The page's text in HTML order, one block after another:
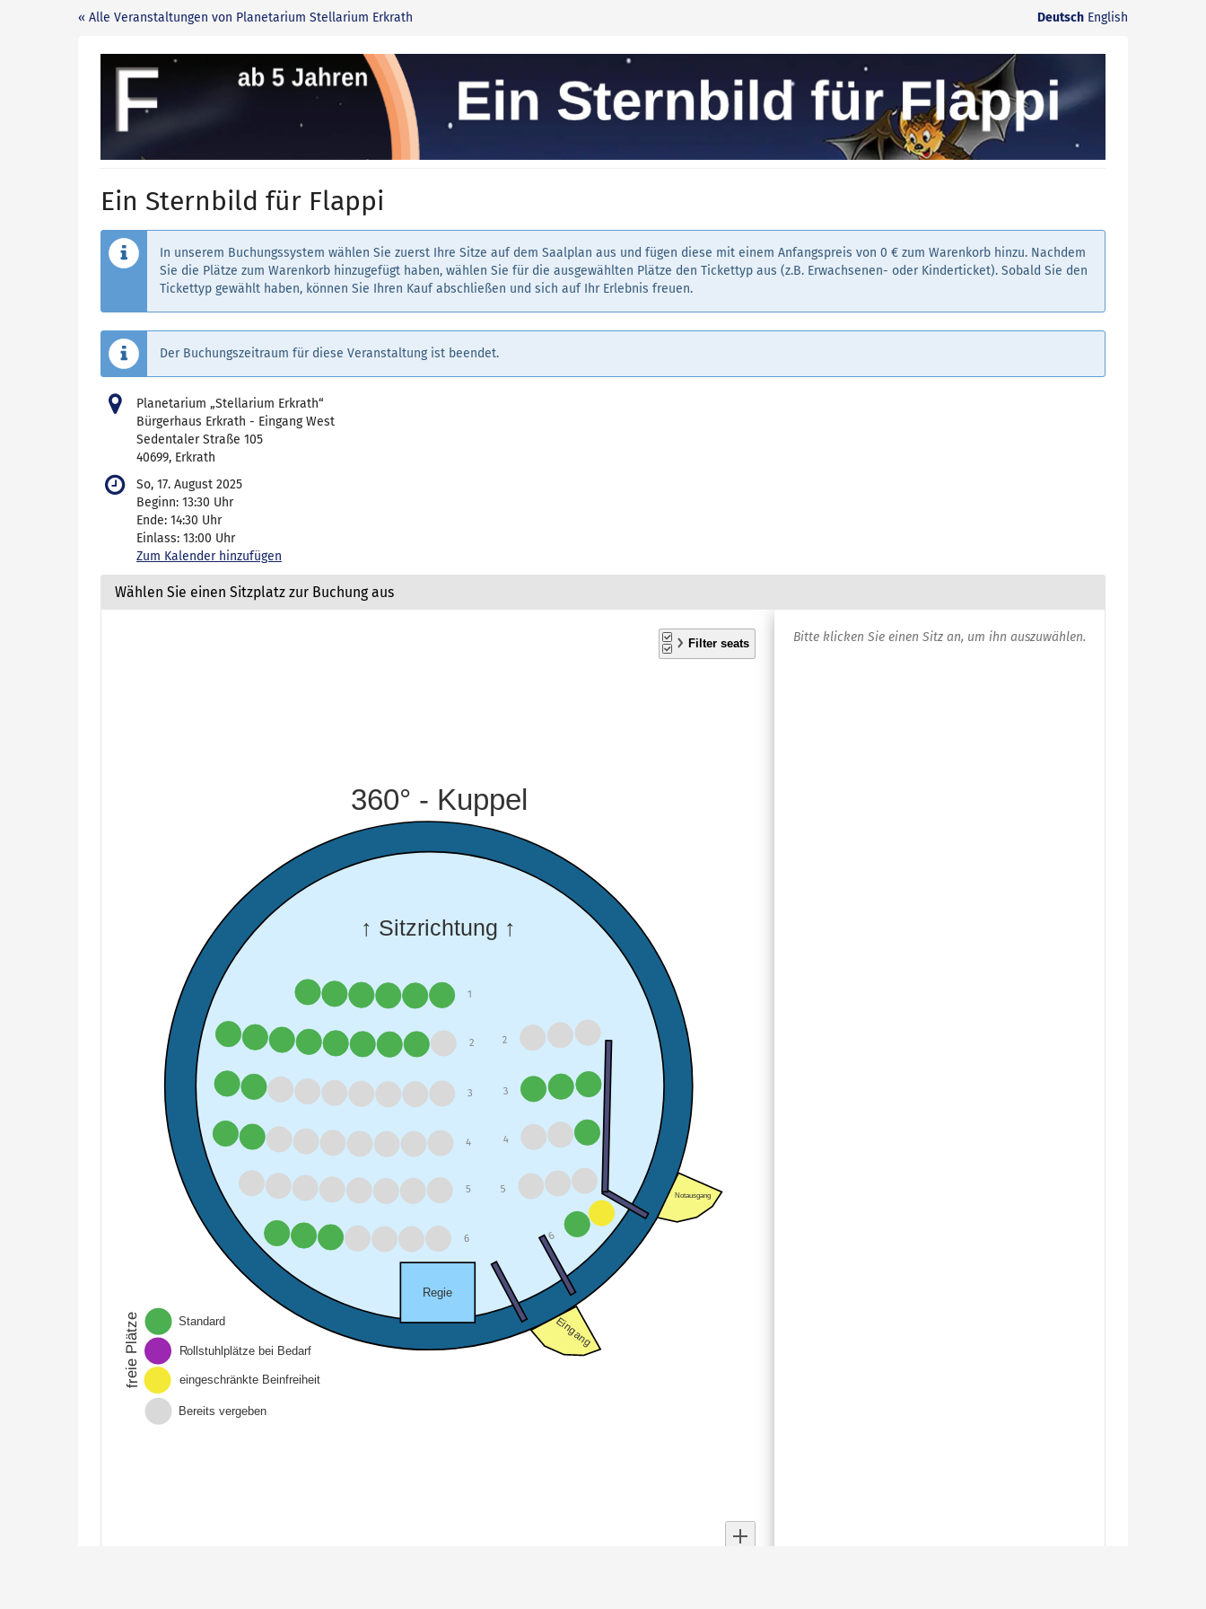
Deutsch English
« Alle Veranstaltungen von Planetarium Stellarium Erkrath
Ein
Sternbild
für
Flappi
Ein Sternbild für Flappi
In unserem Buchungssystem wählen Sie zuerst Ihre Sitze auf dem Saalplan aus und fügen diese mit einem Anfangspreis von 0 € zum Warenkorb hinzu. Nachdem
Sie die Plätze zum Warenkorb hinzugefügt haben, wählen Sie für die ausgewählten Plätze den Tickettyp aus (z.B. Erwachsenen- oder Kinderticket). Sobald Sie den
Tickettyp gewählt haben, können Sie Ihren Kauf abschließen und sich auf Ihr Erlebnis freuen.
Der Buchungszeitraum für diese Veranstaltung ist beendet.
Planetarium „Stellarium Erkrath“
Bürgerhaus Erkrath - Eingang West
Sedentaler Straße 105
40699, Erkrath
So, 17. August 2025
Beginn: 13:30 Uhr
Ende: 14:30 Uhr
Einlass: 13:00 Uhr
Zum Kalender hinzufügen
Wählen Sie einen Sitzplatz zur Buchung aus
Sitze
Bitte klicken Sie einen Sitz an, um ihn auszuwählen.